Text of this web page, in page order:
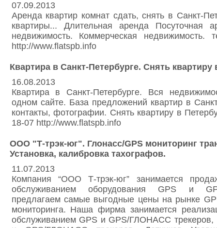
07.09.2013
Аренда квартир комнат сдать, снять в Санкт-
квартиры... Длительная аренда Посуточная
недвижимость. Коммерческая недвижимость.
http://www.flatspb.info
Квартира в Санкт-Петербурге. Снять квартиру
16.08.2013
Квартира в Санкт-Петербурге. Вся
одном сайте. База предложений квартир в
контакты, фотографии. Снять квартиру в
18-07 http://www.flatspb.info
ООО "Т-трэк-юг". Глонасс/GPS мониторинг
Установка, калибровка тахографов.
11.07.2013
Компания “ООО Т-трэк-юг” занимается
обслуживанием оборудования GPS и
предлагаем самые выгодные цены на рынке
мониторинга. Наша фирма занимается
обслуживанием GPS и GPS/ГЛОНАСС трекеров,